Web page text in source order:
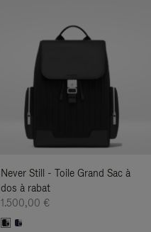
Never Still - Toile Grand Sac à
dos à rabat
1.500,00 €